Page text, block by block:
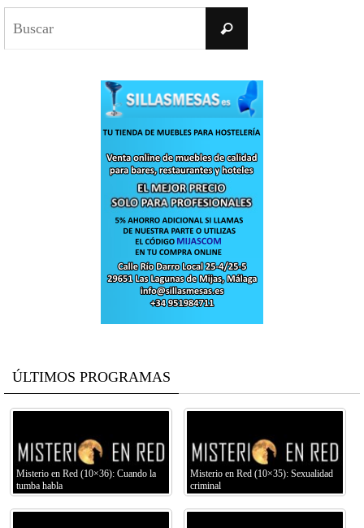
Buscar
ÚLTIMOS PROGRAMAS
Misterio en Red (10×36): Cuando la
tumba habla
Misterio en Red (10×35): Sexualidad
criminal